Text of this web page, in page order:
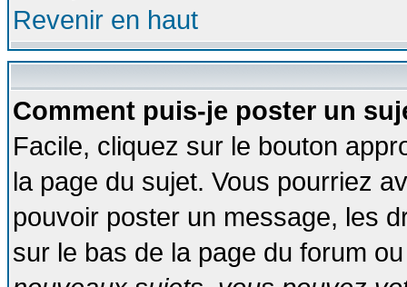
Revenir en haut
Comment puis-je poster un
Facile, cliquez sur le bouton
la page du sujet. Vous pourriez
pouvoir poster un message, les
sur le bas de la page du forum